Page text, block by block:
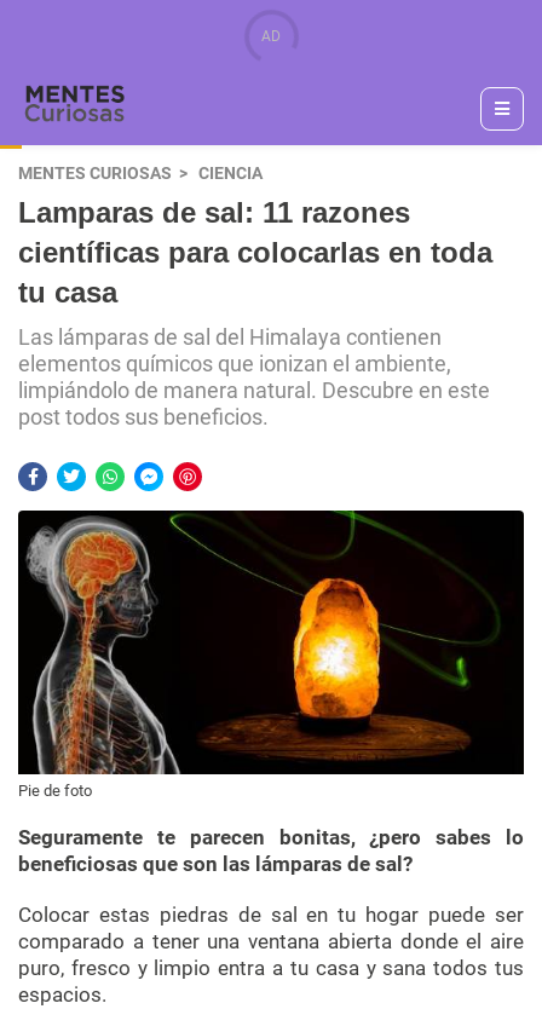
MENTES CURIOSAS CIENCIA
Lamparas de sal: 11 razones
científicas para colocarlas en toda
tu casa
Las lámparas de sal del Himalaya contienen
elementos químicos que ionizan el ambiente,
limpiándolo de manera natural. Descubre en este
post todos sus beneficios.
Pie de foto
Seguramente te parecen bonitas, ¿pero sabes lo
beneficiosas que son las lámparas de sal?
Colocar estas piedras de sal en tu hogar puede ser
comparado a tener una ventana abierta donde el aire
puro, fresco y limpio entra a tu casa y sana todos tus
espacios.